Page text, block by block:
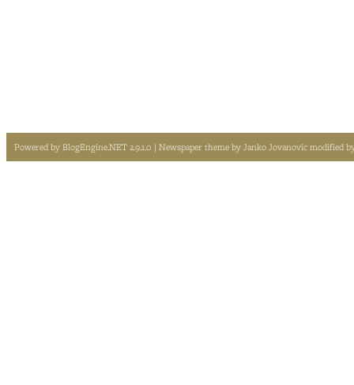
Powered byBlogEngine.NET 2.9.1.0 | Newspaper theme byJanko Jovanovicmodified